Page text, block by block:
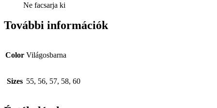
Ne facsarja ki
További információk
Color Világosbarna
Sizes 55, 56, 57, 58, 60